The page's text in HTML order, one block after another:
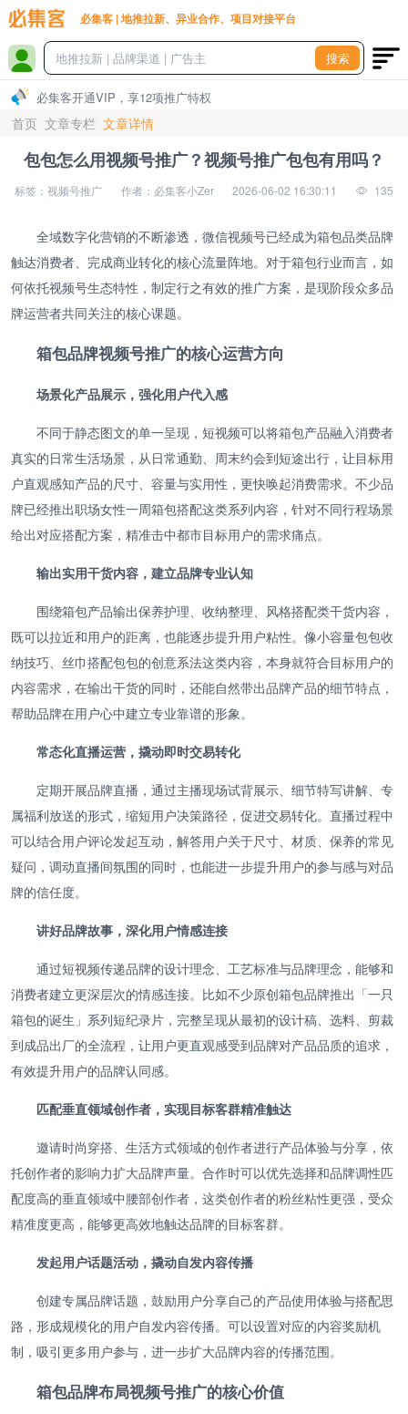
必集客 | 地推拉新、异业合作、项目对接平台
搜索
必集客开通VIP，享12项推广特权
首页 文章专栏 文章详情
包包怎么用视频号推广？视频号推广包包有用吗？
标签：视频号推广 作者：必集客小Zer 2026-06-02 16:30:11 135
全域数字化营销的不断渗透，微信视频号已经成为箱包品类品牌
触达消费者、完成商业转化的核心流量阵地。对于箱包行业而言，如
何依托视频号生态特性，制定行之有效的推广方案，是现阶段众多品
牌运营者共同关注的核心课题。
箱包品牌视频号推广的核心运营方向
场景化产品展示，强化用户代入感
不同于静态图文的单一呈现，短视频可以将箱包产品融入消费者
真实的日常生活场景，从日常通勤、周末约会到短途出行，让目标用
户直观感知产品的尺寸、容量与实用性，更快唤起消费需求。不少品
牌已经推出职场女性一周箱包搭配这类系列内容，针对不同行程场景
给出对应搭配方案，精准击中都市目标用户的需求痛点。
输出实用干货内容，建立品牌专业认知
围绕箱包产品输出保养护理、收纳整理、风格搭配类干货内容，
既可以拉近和用户的距离，也能逐步提升用户粘性。像小容量包包收
纳技巧、丝巾搭配包包的创意系法这类内容，本身就符合目标用户的
内容需求，在输出干货的同时，还能自然带出品牌产品的细节特点，
帮助品牌在用户心中建立专业靠谱的形象。
常态化直播运营，撬动即时交易转化
定期开展品牌直播，通过主播现场试背展示、细节特写讲解、专
属福利放送的形式，缩短用户决策路径，促进交易转化。直播过程中
可以结合用户评论发起互动，解答用户关于尺寸、材质、保养的常见
疑问，调动直播间氛围的同时，也能进一步提升用户的参与感与对品
牌的信任度。
讲好品牌故事，深化用户情感连接
通过短视频传递品牌的设计理念、工艺标准与品牌理念，能够和
消费者建立更深层次的情感连接。比如不少原创箱包品牌推出「一只
箱包的诞生」系列短纪录片，完整呈现从最初的设计稿、选料、剪裁
到成品出厂的全流程，让用户更直观感受到品牌对产品品质的追求，
有效提升用户的品牌认同感。
匹配垂直领域创作者，实现目标客群精准触达
邀请时尚穿搭、生活方式领域的创作者进行产品体验与分享，依
托创作者的影响力扩大品牌声量。合作时可以优先选择和品牌调性匹
配度高的垂直领域中腰部创作者，这类创作者的粉丝粘性更强，受众
精准度更高，能够更高效地触达品牌的目标客群。
发起用户话题活动，撬动自发内容传播
创建专属品牌话题，鼓励用户分享自己的产品使用体验与搭配思
路，形成规模化的用户自发内容传播。可以设置对应的内容奖励机
制，吸引更多用户参与，进一步扩大品牌内容的传播范围。
箱包品牌布局视频号推广的核心价值